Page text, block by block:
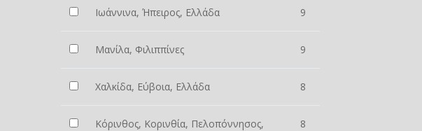
Ιωάννινα, Ήπειρος, Ελλάδα 9
Μανίλα, Φιλιππίνες 9
Χαλκίδα, Εύβοια, Ελλάδα 8
Κόρινθος, Κορινθία, Πελοπόννησος,
8